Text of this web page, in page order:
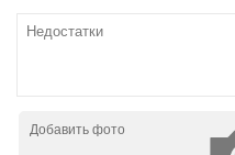
Добавить фото